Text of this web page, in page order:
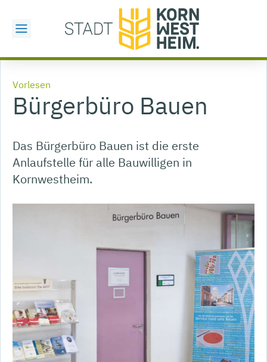
Vorlesen
Bürgerbüro Bauen
Das Bürgerbüro Bauen ist die erste
Anlaufstelle für alle Bauwilligen in
Kornwestheim.